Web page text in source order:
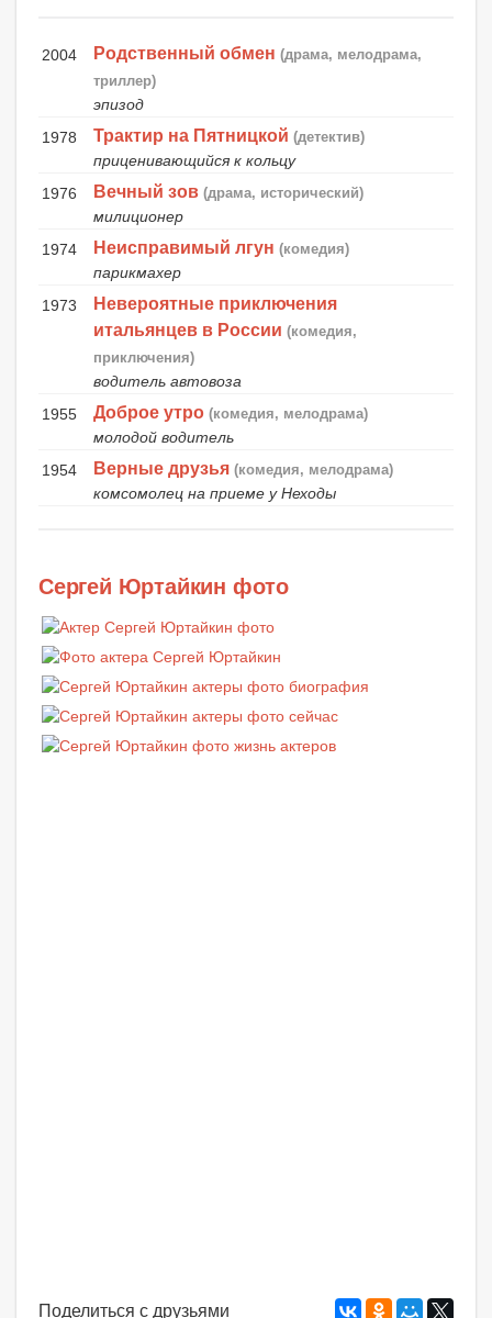
2004 Родственный обмен (драма, мелодрама,
триллер)
эпизод
1978
Трактир на Пятницкой (детектив)
приценивающийся к кольцу
1976
Вечный зов (драма, исторический)
милиционер
1974
Неисправимый лгун (комедия)
парикмахер
1973
Невероятные приключения
итальянцев в России (комедия,
приключения)
водитель автовоза
1955
Доброе утро (комедия, мелодрама)
молодой водитель
1954
Верные друзья (комедия, мелодрама)
комсомолец на приеме у Неходы
Сергей Юртайкин фото
Поделиться с друзьями